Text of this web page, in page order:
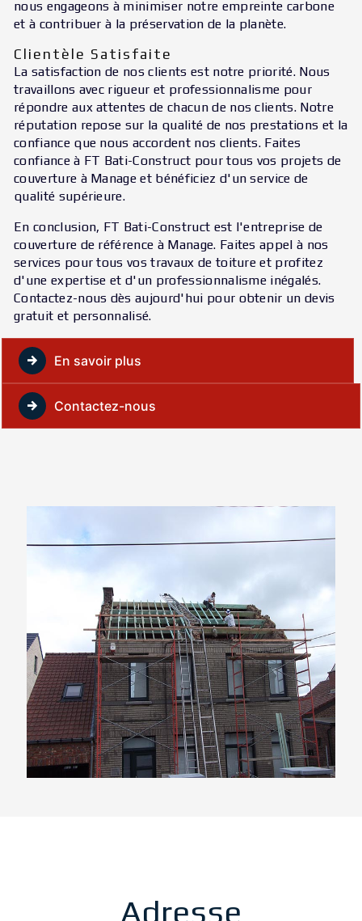
nous engageons à minimiser notre empreinte carbone
et à contribuer à la préservation de la planète.
Clientèle Satisfaite
La satisfaction de nos clients est notre priorité. Nous
travaillons avec rigueur et professionnalisme pour
répondre aux attentes de chacun de nos clients. Notre
réputation repose sur la qualité de nos prestations et la
confiance que nous accordent nos clients. Faites
confiance à FT Bati-Construct pour tous vos projets de
couverture à Manage et bénéficiez d'un service de
qualité supérieure.
En conclusion, FT Bati-Construct est l'entreprise de
couverture de référence à Manage. Faites appel à nos
services pour tous vos travaux de toiture et profitez
d'une expertise et d'un professionnalisme inégalés.
Contactez-nous dès aujourd'hui pour obtenir un devis
gratuit et personnalisé.
En savoir plus
Contactez-nous
Adresse